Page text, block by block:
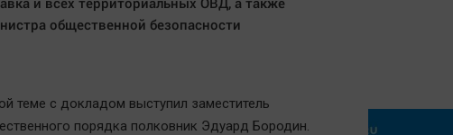
общественной безопасности
теме с докладом выступил заместитель
порядка полковник Эдуард Бородин.